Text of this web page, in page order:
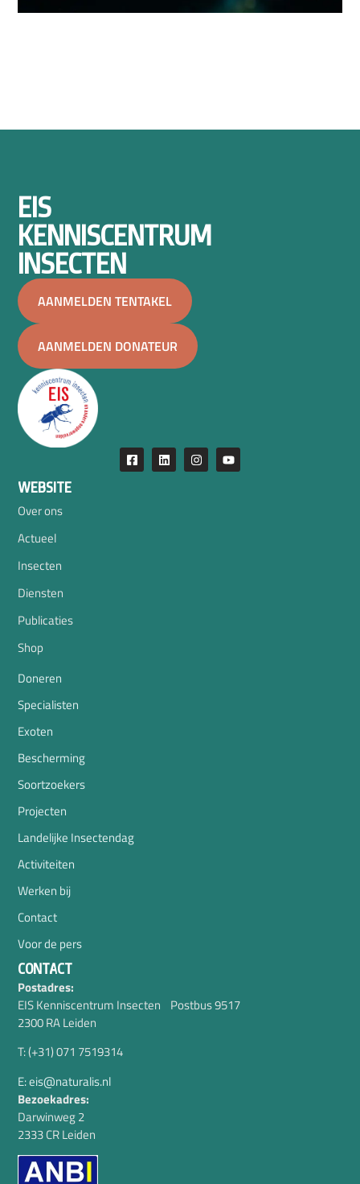
EIS
KENNISCENTRUM
INSECTEN
AANMELDEN TENTAKEL
AANMELDEN DONATEUR
WEBSITE
Over ons
Actueel
Insecten
Diensten
Publicaties
Shop
Doneren
Specialisten
Exoten
Bescherming
Soortzoekers
Projecten
Landelijke Insectendag
Activiteiten
Werken bij
Contact
Voor de pers
CONTACT
Postadres:
EIS Kenniscentrum Insecten Postbus 9517
2300 RA Leiden
T: (+31) 071 7519314
E: eis@naturalis.nl
Bezoekadres:
Darwinweg 2
2333 CR Leiden